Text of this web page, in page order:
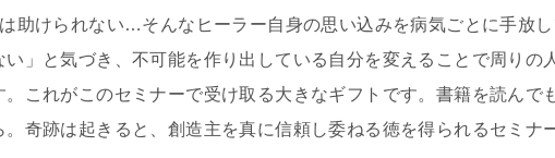
助けられない…そんなヒーラー自身の思い込みを病気ごとに手放
い」と気づき、不可能を作り出している自分を変えることで周りの
。これがこのセミナーで受け取る大きなギフトです。書籍を読んで
。奇跡は起きると、創造主を真に信頼し委ねる徳を得られるセミナ